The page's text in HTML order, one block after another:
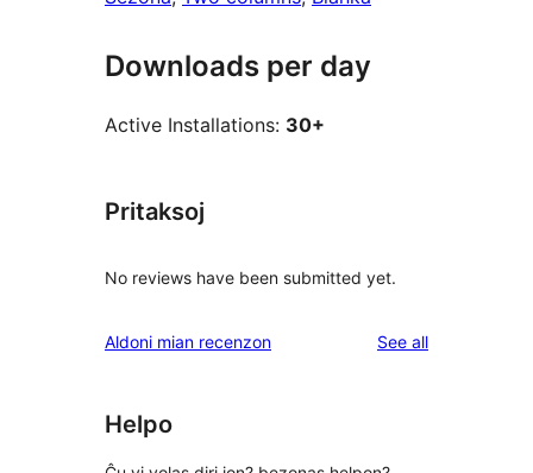
Downloads per day
Active Installations: 30+
Pritaksoj
No reviews have been submitted yet.
Aldoni mian recenzon See allreviews
Helpo